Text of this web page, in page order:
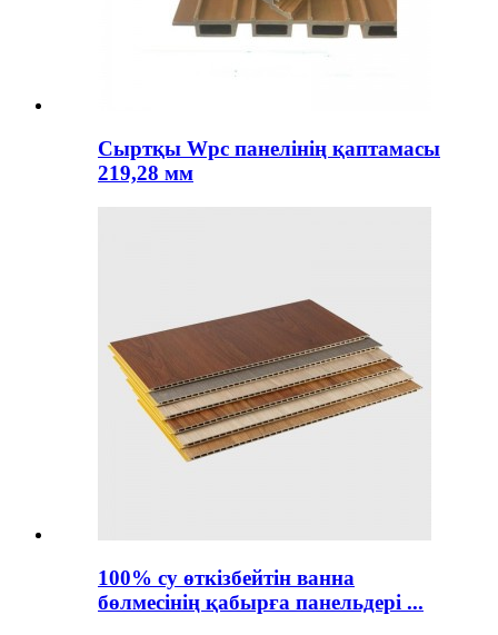
Сыртқы Wpc панелінің қаптамасы
219,28 мм
100% су өткізбейтін ванна
бөлмесінің қабырға панельдері ...